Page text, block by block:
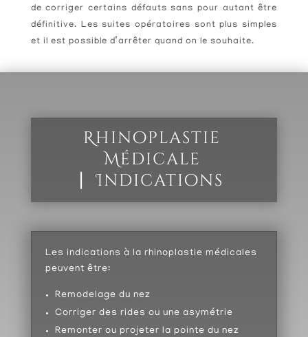
de corriger certains défauts sans pour autant être
définitive. Les suites opératoires sont plus simples
et il est possible d’arrêter quand on le souhaite.
Rhinoplastie
Médicale
⎸Indications
Les indications à la rhinoplastie médicales
peuvent être:
Remodelage du nez
Corriger des rides ou une asymétrie
Remonter ou projeter la pointe du nez